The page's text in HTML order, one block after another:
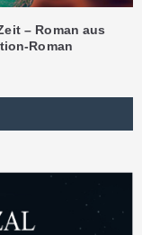
– Roman aus
Roman